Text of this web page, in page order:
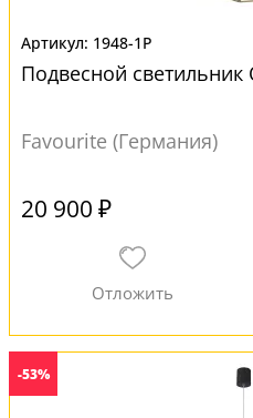
1948-1P
Подвесной светильник
Favourite (Германия)
20 900 ₽
-53%